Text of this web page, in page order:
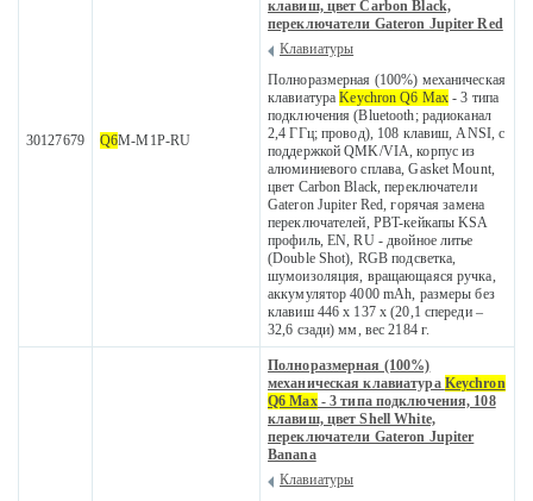
30127679 Q6M-M1P-RU
клавиш, цвет Carbon Black,
переключатели Gateron Jupiter Red
Клавиатуры
Полноразмерная (100%) механическая
клавиатураKeychron Q6 Max - 3 типа
подключения (Bluetooth; радиоканал
2,4 ГГц; провод), 108 клавиш, ANSI, с
поддержкой QMK/VIA, корпус из
алюминиевого сплава, Gasket Mount,
цвет Carbon Black, переключатели
Gateron Jupiter Red, горячая замена
переключателей, PBT-кейкапы KSA
профиль, EN, RU - двойное литье
(Double Shot), RGB подсветка,
шумоизоляция, вращающаяся ручка,
аккумулятор 4000 mAh, размеры без
клавиш 446 x 137 x (20,1 спереди –
32,6 сзади) мм, вес 2184 г.
Полноразмерная (100%)
механическая клавиатура Keychron
Q6 Max- 3 типа подключения, 108
клавиш, цвет Shell White,
переключатели Gateron Jupiter
Banana
Клавиатуры